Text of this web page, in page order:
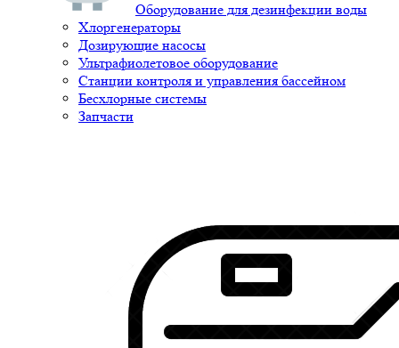
Оборудование для дезинфекции воды
Хлоргенераторы
Дозирующие насосы
Ультрафиолетовое оборудование
Станции контроля и управления бассейном
Бесхлорные системы
Запчасти